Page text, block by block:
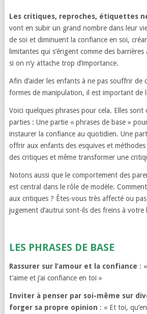
Les critiques, reproches, étiquettes
vont en subir un grand nombre dans leur
de soi et diminuent la confiance en soi,
limitantes qui s’érigent comme des
si on n’y attache trop d’importance.
Afin d’aider les enfants à ne pas souffrir de
formes de manipulation, il est important de
Voici quelques phrases pour cela. Elles sont
parties : Une partie « phrases de base »
instaurer la confiance au quotidien. Une
offrir aux enfants des esquives et
des critiques et même transformer une
Notons aussi que le comportement des
est central dans le rôle de modèle.
aux critiques ? Êtes-vous très affecté ou
jugement d’autrui sont-ils des freins à votre
LES PHRASES DE BASE
Rassurer sur l’amour et la confiance :
t’aime et j’ai confiance en toi »
Inviter à penser par soi-même sur
forger sa propre opinion : « Et toi,